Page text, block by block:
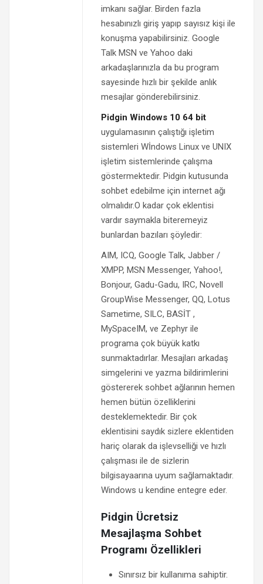
imkanı sağlar. Birden fazla
hesabınızlı giriş yapıp sayısız kişi ile
konuşma yapabilirsiniz. Google
Talk MSN ve Yahoo daki
arkadaşlarınızla da bu program
sayesinde hızlı bir şekilde anlık
mesajlar gönderebilirsiniz.
Pidgin Windows 10 64 bit
uygulamasının çalıştığı işletim
sistemleri Wİndows Linux ve UNIX
işletim sistemlerinde çalışma
göstermektedir. Pidgin kutusunda
sohbet edebilme için internet ağı
olmalıdır.O kadar çok eklentisi
vardır saymakla biteremeyiz
bunlardan bazıları şöyledir:
AIM, ICQ, Google Talk, Jabber /
XMPP, MSN Messenger, Yahoo!,
Bonjour, Gadu-Gadu, IRC, Novell
GroupWise Messenger, QQ, Lotus
Sametime, SILC, BASİT ,
MySpaceIM, ve Zephyr ile
programa çok büyük katkı
sunmaktadırlar. Mesajları arkadaş
simgelerini ve yazma bildirimlerini
göstererek sohbet ağlarının hemen
hemen bütün özelliklerini
desteklemektedir. Bir çok
eklentisini saydık sizlere eklentiden
hariç olarak da işlevselliği ve hızlı
çalışması ile de sizlerin
bilgisayaarına uyum sağlamaktadır.
Windows u kendine entegre eder.
Pidgin Ücretsiz
Mesajlaşma Sohbet
Programı Özellikleri
Sınırsız bir kullanıma sahiptir.